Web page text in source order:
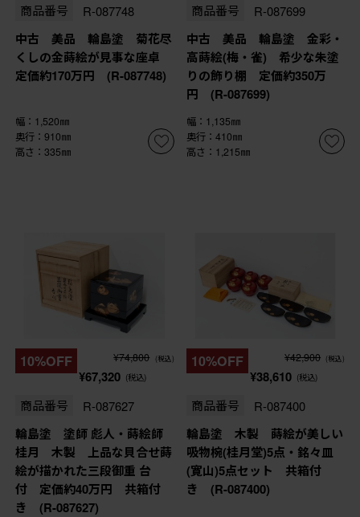
商品番号 R-087748
中古 美品 輪島塗 菊花尽
くしの金蒔絵が見事な座卓
定価約170万円 (R-087748)
幅：1,520㎜
奥行：910㎜
高さ：335㎜
商品番号 R-087699
中古 美品 輪島塗 金彩・
高蒔絵(梅・雀) 希少な朱塗
りの飾り棚 定価約350万
円 (R-087699)
幅：1,135㎜
奥行：410㎜
高さ：1,215㎜
10%OFF ¥74,800 (税込)
¥67,320 (税込)
商品番号 R-087627
輪島塗 塗師 彪人・蒔絵師
桂月 木製 上品な貝合せ蒔
絵が描かれた三段御重 台
付 定価約40万円 共箱付
き (R-087627)
10%OFF ¥42,900 (税込)
¥38,610 (税込)
商品番号 R-087400
輪島塗 木製 蒔絵が美しい
吸物椀(桂月堂)5点・銘々皿
(寛山)5点セット 共箱付
き (R-087400)